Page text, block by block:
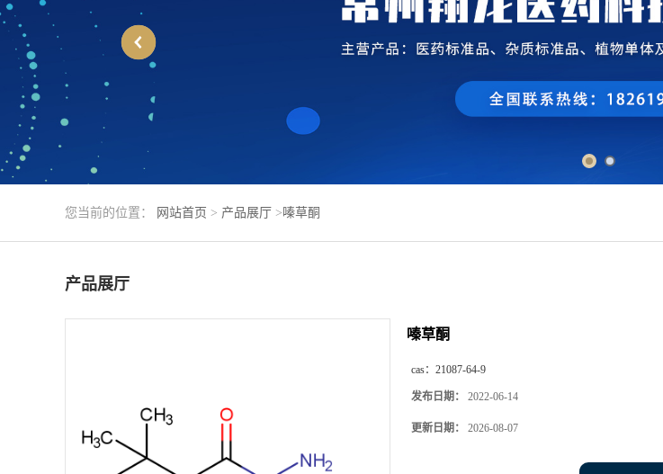
您当前的位置： 网站首页 > 产品展厅 >嗪草酮
产品展厅
嗪草酮
cas： 21087-64-9
发布日期： 2022-06-14
更新日期： 2026-08-07